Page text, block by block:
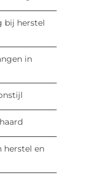
bij herstel
in
herstel en